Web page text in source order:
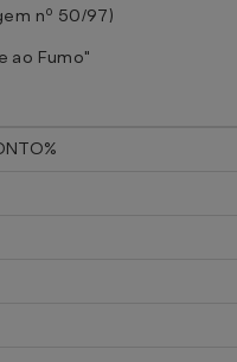
nº 50/97)
ao Fumo"